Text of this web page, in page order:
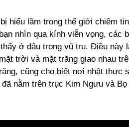
hiểu lầm trong thế giới chiêm
nhìn qua kính viễn vọng, các
ở đâu trong vũ trụ. Điều này
trời và mặt trăng giao nhau
cũng cho biết nơi nhật thực
nằm trên trục Kim Ngưu và Bọ